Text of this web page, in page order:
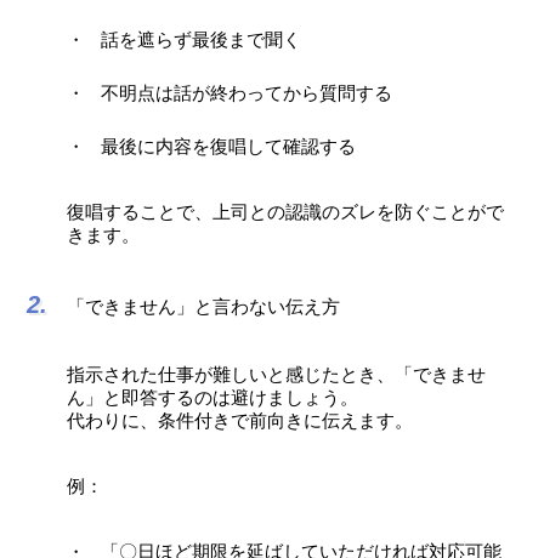
話を遮らず最後まで聞く
不明点は話が終わってから質問する
最後に内容を復唱して確認する
復唱することで、上司との認識のズレを防ぐことがで
きます。
「できません」と言わない伝え方
指示された仕事が難しいと感じたとき、「できませ
ん」と即答するのは避けましょう。
代わりに、条件付きで前向きに伝えます。
例：
「〇日ほど期限を延ばしていただければ対応可能